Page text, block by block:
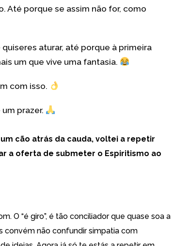
Até porque se assim não for, como
aturar, até porque à primeira
um que vive uma fantasia.
com isso.
prazer.
cão atrás da cauda, voltei a repetir
a oferta de submeter o Espiritismo ao
O “é giro”, é tão conciliador que quase soa a
convém não confundir simpatia com